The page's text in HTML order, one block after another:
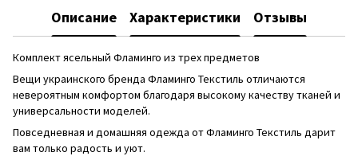
Описание Характеристики Отзывы
Комплект ясельный Фламинго из трех предметов
Вещи украинского бренда Фламинго Текстиль отличаются
невероятным комфортом благодаря высокому качеству тканей и
универсальности моделей.
Повседневная и домашняя одежда от Фламинго Текстиль дарит
вам только радость и уют.